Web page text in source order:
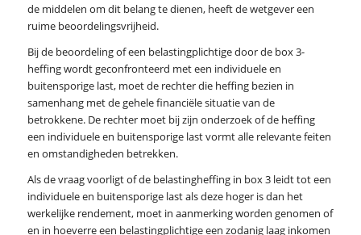
de middelen om dit belang te dienen, heeft de wetgever een
ruime beoordelingsvrijheid.
Bij de beoordeling of een belastingplichtige door de box 3-
heffing wordt geconfronteerd met een individuele en
buitensporige last, moet de rechter die heffing bezien in
samenhang met de gehele financiële situatie van de
betrokkene. De rechter moet bij zijn onderzoek of de heffing
een individuele en buitensporige last vormt alle relevante feiten
en omstandigheden betrekken.
Als de vraag voorligt of de belastingheffing in box 3 leidt tot een
individuele en buitensporige last als deze hoger is dan het
werkelijke rendement, moet in aanmerking worden genomen of
en in hoeverre een belastingplichtige een zodanig laag inkomen